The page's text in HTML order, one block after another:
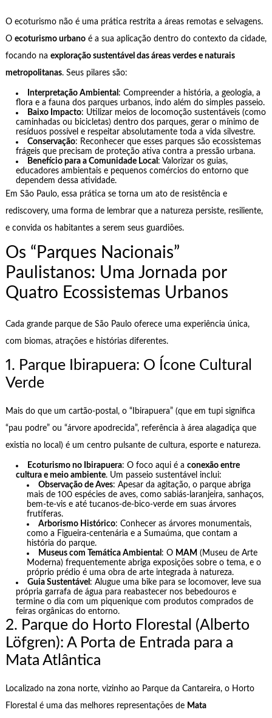
O ecoturismo não é uma prática restrita a áreas remotas e selvagens.
O ecoturismo urbanoé a sua aplicação dentro do contexto da cidade,
focando na exploração sustentável das áreas verdes e naturais
metropolitanas. Seus pilares são:
Interpretação Ambiental : Compreender a história, a geologia, a
flora e a fauna dos parques urbanos, indo além do simples passeio.
Baixo Impacto: Utilizar meios de locomoção sustentáveis (como
caminhadas ou bicicletas) dentro dos parques, gerar o mínimo de
resíduos possível e respeitar absolutamente toda a vida silvestre.
Conservação: Reconhecer que esses parques são ecossistemas
frágeis que precisam de proteção ativa contra a pressão urbana.
Benefício para a Comunidade Local : Valorizar os guias,
educadores ambientais e pequenos comércios do entorno que
dependem dessa atividade.
Em São Paulo, essa prática se torna um ato de resistência e
rediscovery, uma forma de lembrar que a natureza persiste, resiliente,
e convida os habitantes a serem seus guardiões.
Os “Parques Nacionais”
Paulistanos: Uma Jornada por
Quatro Ecossistemas Urbanos
Cada grande parque de São Paulo oferece uma experiência única,
com biomas, atrações e histórias diferentes.
1. Parque Ibirapuera: O Ícone Cultural
Verde
Mais do que um cartão-postal, o “Ibirapuera” (que em tupi significa
“pau podre” ou “árvore apodrecida”, referência à área alagadiça que
existia no local) é um centro pulsante de cultura, esporte e natureza.
Ecoturismo no Ibirapuera: O foco aqui é aconexão entre
cultura e meio ambiente. Um passeio sustentável inclui:
Observação de Aves: Apesar da agitação, o parque abriga
mais de 100 espécies de aves, como sabiás-laranjeira, sanhaços,
bem-te-vis e até tucanos-de-bico-verde em suas árvores
frutíferas.
Arborismo Histórico: Conhecer as árvores monumentais,
como a Figueira-centenária e a Sumaúma, que contam a
história do parque.
Museus com Temática Ambiental : O MAM (Museu de Arte
Moderna) frequentemente abriga exposições sobre o tema, e o
próprio prédio é uma obra de arte integrada à natureza.
Guia Sustentável : Alugue uma bike para se locomover, leve sua
própria garrafa de água para reabastecer nos bebedouros e
termine o dia com um piquenique com produtos comprados de
feiras orgânicas do entorno.
2. Parque do Horto Florestal (Alberto
Löfgren): A Porta de Entrada para a
Mata Atlântica
Localizado na zona norte, vizinho ao Parque da Cantareira, o Horto
Florestal é uma das melhores representações de Mata